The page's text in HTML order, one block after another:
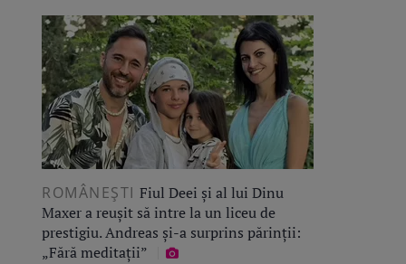
ROMÂNEŞTI Fiul Deei și al lui Dinu
Maxer a reușit să intre la un liceu de
prestigiu. Andreas și-a surprins părinții:
„Fără meditații”